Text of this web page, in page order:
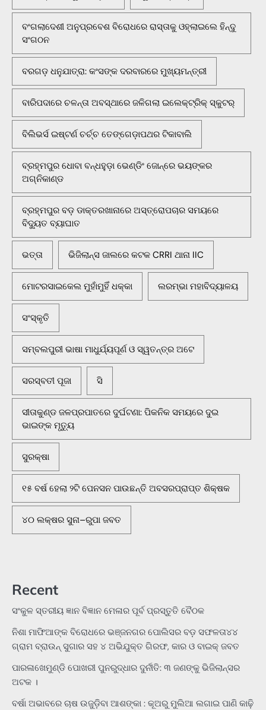
ବଂଗଲାଦେଶୀ ଅନୁପ୍ରବେଶ ବିରୋଧରେ ରାସ୍ତାକୁ ଓହ୍ଲାଇଲେ ହିନ୍ଦୁ
ସଂଗଠନ
ବରଗଡ଼ ଧନୁଯାତ୍ରା: କଂସଙ୍କ ଦରବାରରେ ମୁଖ୍ୟମନ୍ତ୍ରୀ
ବାରିପଦାରେ ଚଳନ୍ତା ଅବସ୍ଥାରେ ଜଳିଗଲା ଇଲେକ୍ଟ୍ରିକ୍ ସ୍କୁଟର୍
ବିଲିଭର୍ସ ଇଷ୍ଟର୍ଣ ଚର୍ଚ୍ଚ ତେଙ୍ଗେଡ଼ାପଥର ଟିକାବାଲି
ବ୍ରହ୍ମପୁର ଧୋବା ବନ୍ଧହୁଡ଼ା ଭେଣ୍ଡିଂ ଜୋନ୍‌ରେ ଭୟଙ୍କର
ଅଗ୍ନିକାଣ୍ଡ
ବ୍ରହ୍ମପୁର ବଡ଼ ଡାକ୍ତରଖାନାରେ ଅସ୍ତ୍ରୋପଚାର ସମୟରେ
ବିଦ୍ୟୁତ ବ୍ୟାଘାତ
ଭତ୍ତା ଭିଜିଲାନ୍ସ ଜାଲରେ କଟକ CRRI ଥାନା IIC
ମୋଟରସାଇକେଲ ମୁହାଁମୁହିଁ ଧକ୍କା ଲରମ୍ଭା ମହାବିଦ୍ୟାଳୟ
ସଂସ୍କୃତି
ସମ୍ବଲପୁରୀ ଭାଷା ମାଧୁର୍ଯ୍ୟପୂର୍ଣ ଓ ସ୍ୱତନ୍ତ୍ର ଅଟେ
ସରସ୍ବତୀ ପୂଜା ସି
ସୀତାକୁଣ୍ଡ ଜଳପ୍ରପାତରେ ଦୁର୍ଘଟଣା: ପିକନିକ ସମୟରେ ଦୁଇ
ଭାଇଙ୍କ ମୃତ୍ୟୁ
ସୁରକ୍ଷା
୧୫ ବର୍ଷ ହେଲା ୨ଟି ପେନସନ ପାଉଛନ୍ତି ଅବସରପ୍ରାପ୍ତ ଶିକ୍ଷକ
୪୦ ଲକ୍ଷର ସୁନା–ରୁପା ଜବତ
Recent
ସଂକୁଳ ସ୍ତରୀୟ ଜ୍ଞାନ ବିଜ୍ଞାନ ମେଳାର ପୂର୍ବ ପ୍ରସ୍ତୁତି ବୈଠକ
ନିଶା ମାଫିଆଙ୍କ ବିରୋଧରେ ଭଞ୍ଜନଗର ପୋଲିସର ବଡ଼ ସଫଳତା୪୪
ଗ୍ରାମ ବ୍ରାଉନ୍ ସୁଗାର ସହ ୪ ଅଭିଯୁକ୍ତ ଗିରଫ, କାର ଓ ବାଇକ୍ ଜବତ
ପାରଳାଖେମୁଣ୍ଡି ପୋଖରୀ ପୁନରୁଦ୍ଧାର ଦୁର୍ନୀତି: ୩ ଜଣଙ୍କୁ ଭିଜିଲାନ୍ସର
ଅଟକ ।
ବର୍ଷା ଅଭାବରେ ଚାଷ ଉଜୁଡ଼ିବା ଆଶଙ୍କା : କୂଅରୁ ମୁଲିଆ ଲଗାଇ ପାଣି କାଢ଼ି